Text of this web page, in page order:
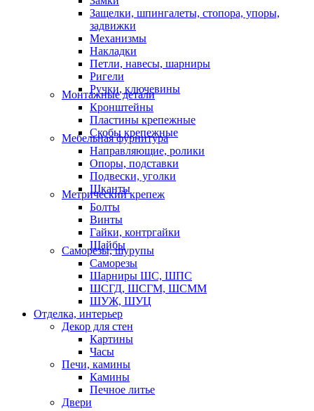
Защелки, шпингалеты, стопора, упоры,
задвижки
Механизмы
Накладки
Петли, навесы, шарниры
Ригели
Ручки, ключевины
Монтажные детали
Кронштейны
Пластины крепежные
Скобы крепежные
Мебельная фурнитура
Направляющие, ролики
Опоры, подставки
Подвески, уголки
Шканты
Метрический крепеж
Болты
Винты
Гайки, контргайки
Шайбы
Саморезы, шурупы
Саморезы
Шарниры ШС, ШПС
ШСГД, ШСГМ, ШСММ
ШУЖ, ШУЦ
Отделка, интерьер
Декор для стен
Картины
Часы
Печи, камины
Камины
Печное литье
Двери